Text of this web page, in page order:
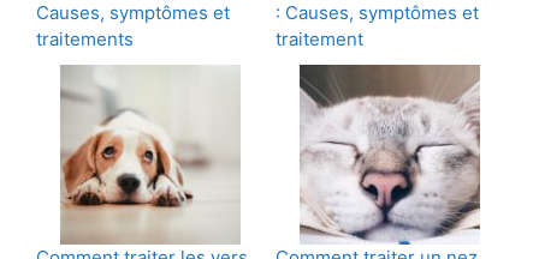
Causes, symptômes et
traitements
: Causes, symptômes et
traitement